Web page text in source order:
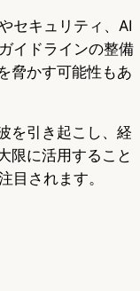
セキュリティ、AI
イドラインの整備
脅かす可能性もあ
を引き起こし、経
限に活用すること
目されます。